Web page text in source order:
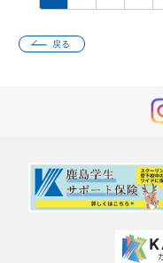
戻る